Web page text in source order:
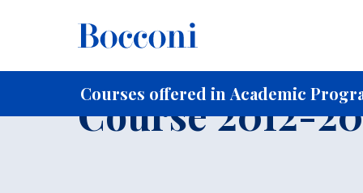
Courses offered in Academic
Home For current Students
Course 2012-